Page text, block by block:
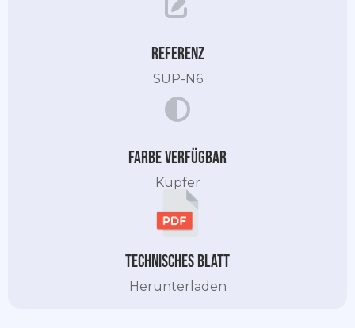
Referenz
SUP-N6
Farbe verfügbar
Kupfer
Technisches Blatt
Herunterladen